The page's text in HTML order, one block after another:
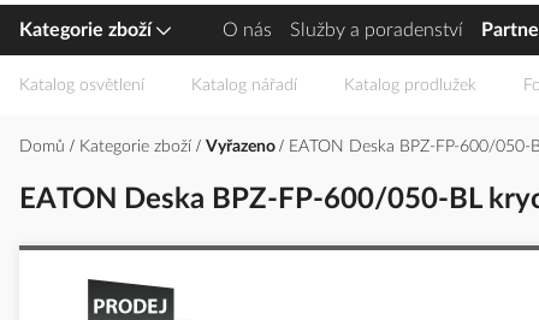
Kategorie zboží O nás Služby a poradenství
Katalog osvětlení Katalog nářadí Katalog prodlužek
Domů Kategorie zboží Vyřazeno EATON Deska BPZ-FP-600/050-
EATON Deska BPZ-FP-600/050-BL